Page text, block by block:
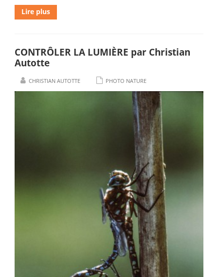
Lire plus
CONTRÔLER LA LUMIÈRE par Christian
Autotte
CHRISTIAN AUTOTTE PHOTO NATURE